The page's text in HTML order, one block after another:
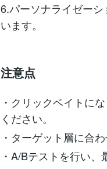
6.パーソナライゼー
います。
注意点
・クリックベイトに
ください。
・ターゲット層に合
・A/Bテストを行い、